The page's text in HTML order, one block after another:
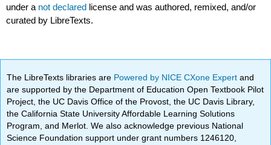
under a not declared license and was authored, remixed, and/or
curated by LibreTexts.
The LibreTexts libraries are Powered by NICE CXone Expertand
are supported by the Department of Education Open Textbook Pilot
Project, the UC Davis Office of the Provost, the UC Davis Library,
the California State University Affordable Learning Solutions
Program, and Merlot. We also acknowledge previous National
Science Foundation support under grant numbers 1246120,